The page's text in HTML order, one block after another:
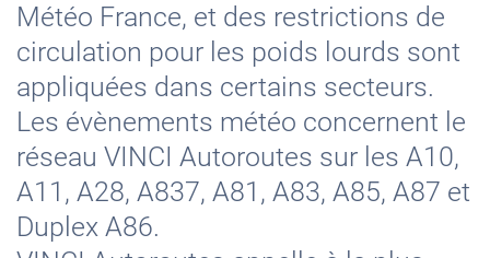
Météo France, et des restrictions de
circulation pour les poids lourds sont
appliquées dans certains secteurs.
Les évènements météo concernent le
réseau VINCI Autoroutes sur les A10,
A11, A28, A837, A81, A83, A85, A87 et
Duplex A86.